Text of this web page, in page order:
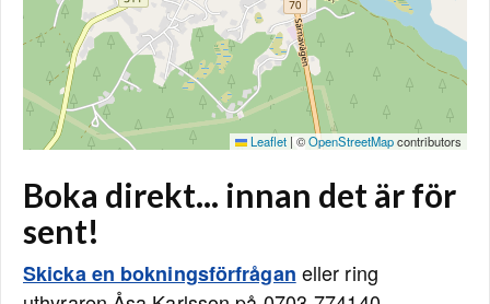
Leaflet | ©OpenStreetMapcontributors
Boka direkt... innan det är för
sent!
Skicka en bokningsförfrågan eller ring